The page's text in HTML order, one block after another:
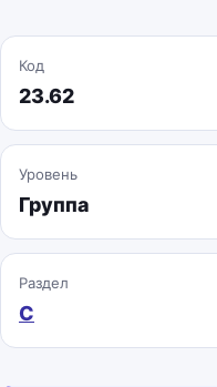
Код
23.62
Уровень
Группа
Раздел
C